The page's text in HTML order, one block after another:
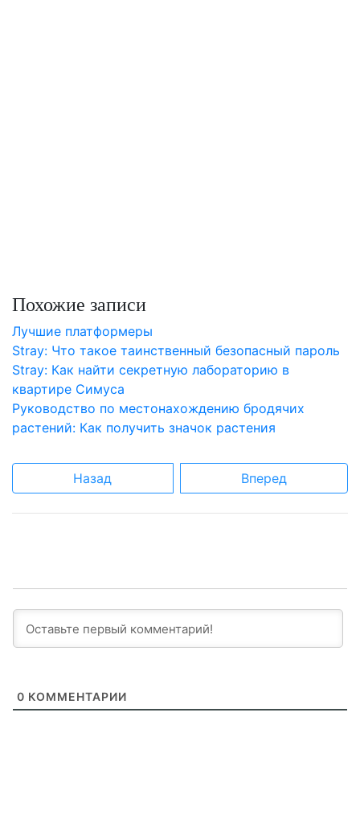
Похожие записи
Лучшие платформеры
Stray: Что такое таинственный безопасный пароль
Stray: Как найти секретную лабораторию в
квартире Симуса
Руководство по местонахождению бродячих
растений: Как получить значок растения
Назад Вперед
0 КОММЕНТАРИИ